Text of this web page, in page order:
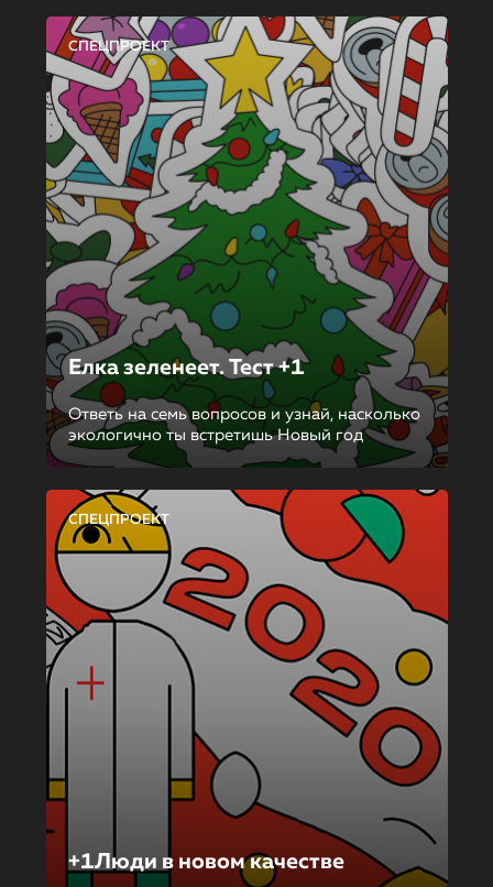
СПЕЦПРОЕКТ
Елка зеленеет. Тест +1
Ответь на семь вопросов и узнай, насколько
экологично ты встретишь Новый год
СПЕЦПРОЕКТ
+1Люди в новом качестве